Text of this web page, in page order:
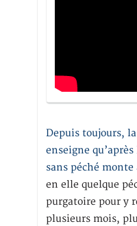
Depuis toujours,
enseigne
sans péché monte
en elle quelque
purgatoire pour y
plusieurs mois,